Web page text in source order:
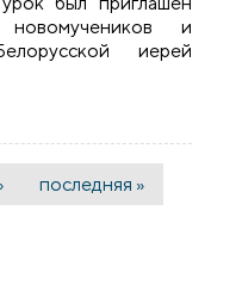
и
иерей
города Скидель
последняя »